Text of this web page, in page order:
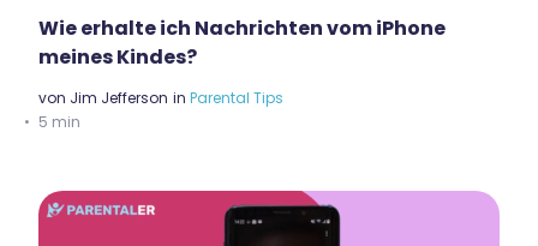
Wie erhalte ich Nachrichten vom iPhone
meines Kindes?
von Jim Jefferson in Parental Tips
5 min